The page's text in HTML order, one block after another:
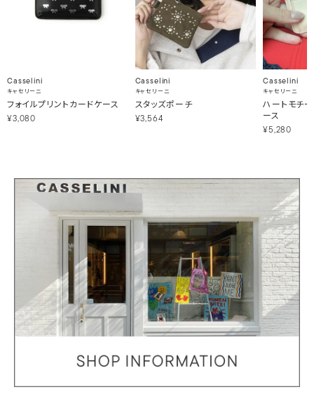
Casselini
キャセリーニ
フォイルプリントカードケース
¥3,080
Casselini
キャセリーニ
スタッズポーチ
¥3,564
Casselini
キャセリーニ
ハートモチ
ース
¥5,280